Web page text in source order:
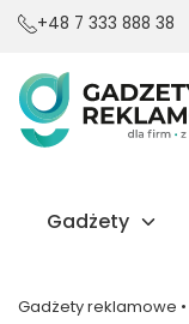
+48 7 333 888 38
Gadżety
Gadżety reklamowe •